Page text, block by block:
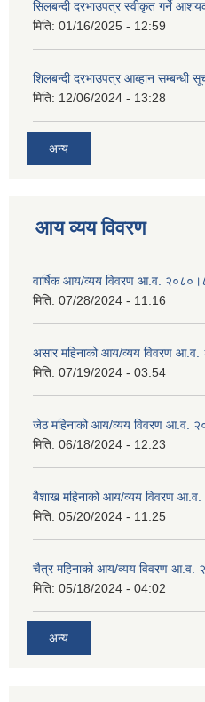
सिलबन्दी दरभाउपत्र स्वीकृत गर्ने
मिति: 01/16/2025 - 12:59
शिलबन्दी दरभाउपत्र आब्हान सम्बन्धी
मिति: 12/06/2024 - 13:28
अन्य
आय व्यय विवरण
वार्षिक आय/व्यय विवरण आ.व.
मिति: 07/28/2024 - 11:16
असार महिनाको आय/व्यय विवरण
मिति: 07/19/2024 - 03:54
जेठ महिनाको आय/व्यय विवरण आ.व.
मिति: 06/18/2024 - 12:23
बैशाख महिनाको आय/व्यय विवरण
मिति: 05/20/2024 - 11:25
चैत्र महिनाको आय/व्यय विवरण आ.व.
मिति: 05/18/2024 - 04:02
अन्य